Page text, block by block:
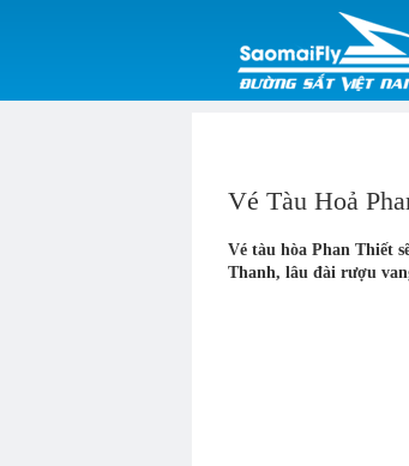
Vé Tàu Hoả
Vé tàu hòa Phan Thiết
Thanh, lâu đài rượu